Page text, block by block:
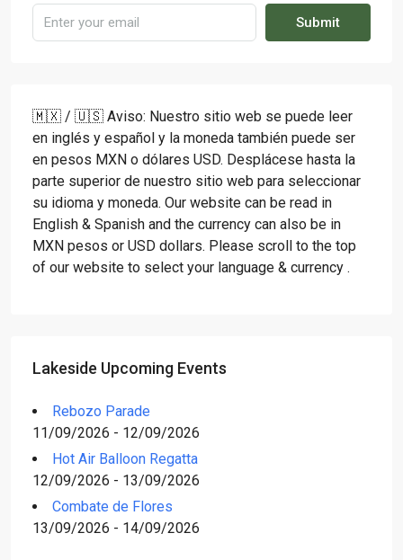
Submit
🇲🇽 / 🇺🇸 Aviso: Nuestro sitio web se puede leer
en inglés y español y la moneda también puede ser
en pesos MXN o dólares USD. Desplácese hasta la
parte superior de nuestro sitio web para seleccionar
su idioma y moneda. Our website can be read in
English & Spanish and the currency can also be in
MXN pesos or USD dollars. Please scroll to the top
of our website to select your language & currency .
Lakeside Upcoming Events
Rebozo Parade
11/09/2026 - 12/09/2026
Hot Air Balloon Regatta
12/09/2026 - 13/09/2026
Combate de Flores
13/09/2026 - 14/09/2026